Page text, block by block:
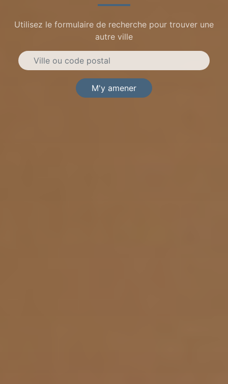
Utilisez le formulaire de recherche pour trouver une
autre ville
M'y amener